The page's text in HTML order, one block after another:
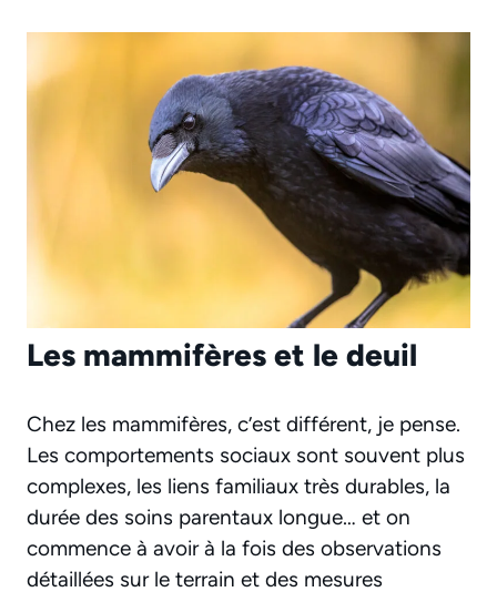
Les mammifères et le deuil
Chez les mammifères, c’est différent, je pense.
Les comportements sociaux sont souvent plus
complexes, les liens familiaux très durables, la
durée des soins parentaux longue… et on
commence à avoir à la fois des observations
détaillées sur le terrain et des mesures